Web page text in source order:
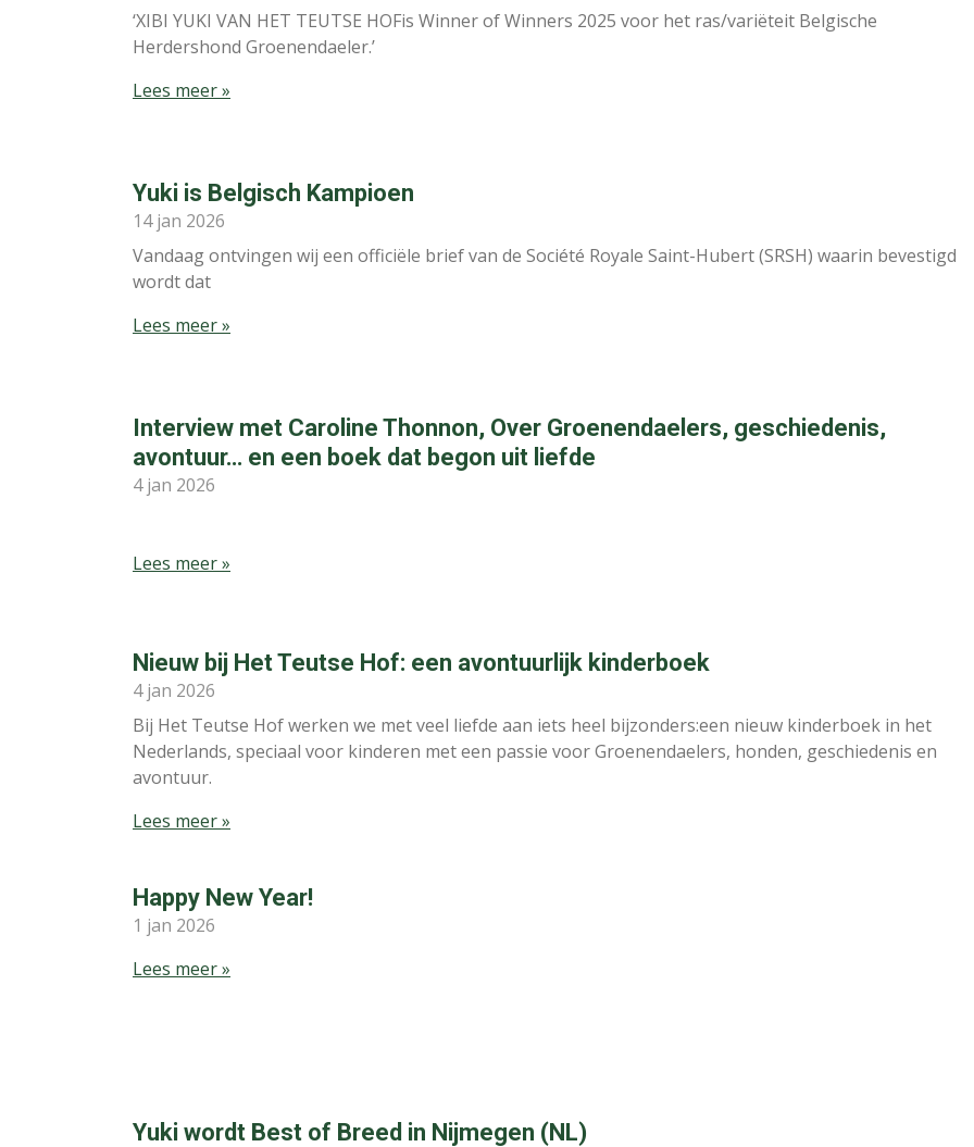
‘XIBI YUKI VAN HET TEUTSE HOFis Winner of Winners 2025 voor het ras/variëteit Belgische
Herdershond Groenendaeler.’
Lees meer »
Yuki is Belgisch Kampioen
14 jan 2026
Vandaag ontvingen wij een officiële brief van de Société Royale Saint-Hubert (SRSH) waarin bevestigd
wordt dat
Lees meer »
Interview met Caroline Thonnon, Over Groenendaelers, geschiedenis,
avontuur… en een boek dat begon uit liefde
4 jan 2026
Lees meer »
Nieuw bij Het Teutse Hof: een avontuurlijk kinderboek
4 jan 2026
Bij Het Teutse Hof werken we met veel liefde aan iets heel bijzonders:een nieuw kinderboek in het
Nederlands, speciaal voor kinderen met een passie voor Groenendaelers, honden, geschiedenis en
avontuur.
Lees meer »
Happy New Year!
1 jan 2026
Lees meer »
Yuki wordt Best of Breed in Nijmegen (NL)